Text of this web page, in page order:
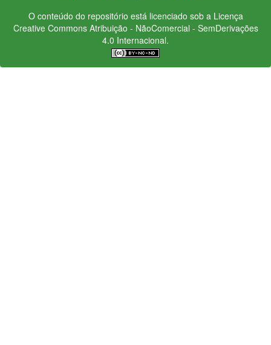
O conteúdo do repositório está licenciado sob a Licença
Creative CommonsAtribuição - NãoComercial - SemDerivações
4.0 Internacional.